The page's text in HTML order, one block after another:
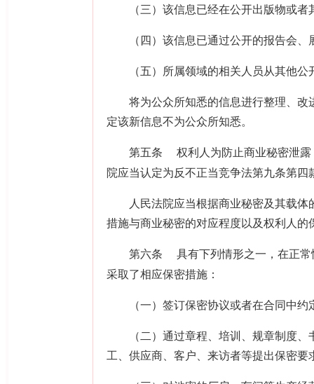
（三）该信息已经在公开出版物或者
（四）该信息已通过公开的报告会、
（五）所属领域的相关人员从其他公
将为公众所知悉的信息进行整理、改
定该新信息不为公众所知悉。
第五条
权利人为防止商业秘密泄
院应当认定为反不正当竞争法第九条第四
人民法院应当根据商业秘密及其载体
措施与商业秘密的对应程度以及权利人
第六条
具有下列情形之一，在正
采取了相应保密措施：
（一）签订保密协议或者在合同中约
（二）通过章程、培训、规章制度、
工、供应商、客户、来访者等提出保密要